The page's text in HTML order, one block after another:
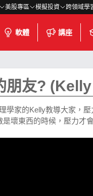
美股專區 模擬投資 跨領域學
軟體 講座
朋友?
學家的Kelly教導大家，
壞東西的時候，壓力